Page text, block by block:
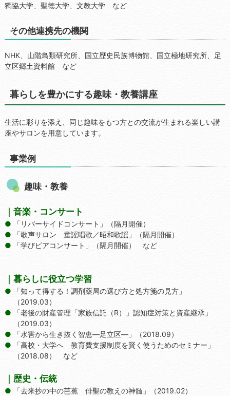
獨協大学、聖徳大学、文教大学 など
その他連携先の機関
NHK、山階鳥類研究所、国立歴史民族博物館、国立極地研究所、足
立区郷土資料館 など
暮らしを豊かにする趣味・教養講座
生活に彩りを添え、同じ趣味をもつ方との交流が生まれる楽しい講
座やサロンを用意しています。
事業例
趣味・教養
｜音楽・コンサート
「リバーサイドコンサート」（隔月開催）
「歌声サロン 童謡唱歌／昭和歌謡」（隔月開催）
「学びピアコンサート」（隔月開催） など
｜暮らしに役立つ学習
「知って得する！調剤薬局の選び方と処方箋の見方」
（2019.03）
「老後の財産管理「家族信託（R）」認知症対策と資産継承」
（2019.03）
「水害から生き抜く智恵―足立区―」（2018.09）
「高校・大学へ 教育費支援制度を賢く使うためのセミナー」
（2018.08） など
｜歴史・伝統
「去来抄の中の芭蕉 俳聖の教えの神髄」（2019.02）